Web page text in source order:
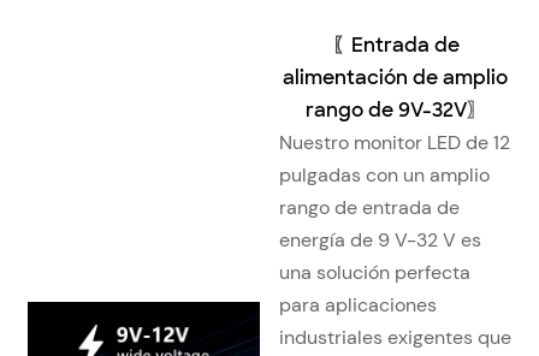
〖 Entrada de
alimentación de amplio
rango de 9V-32V〗
Nuestro monitor LED de 12
pulgadas con un amplio
rango de entrada de
energía de 9 V-32 V es
una solución perfecta
para aplicaciones
industriales exigentes que